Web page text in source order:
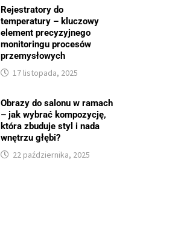
Rejestratory do
temperatury – kluczowy
element precyzyjnego
monitoringu procesów
przemysłowych
17 listopada, 2025
Obrazy do salonu w ramach
– jak wybrać kompozycję,
która zbuduje styl i nada
wnętrzu głębi?
22 października, 2025